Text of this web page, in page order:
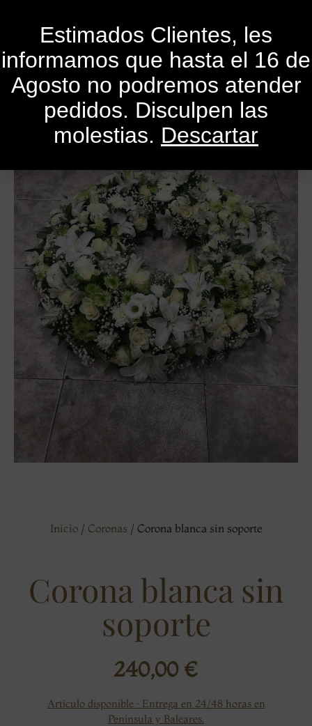
Estimados Clientes, les
informamos que hasta el 16 de
Agosto no podremos atender
pedidos. Disculpen las
molestias. Descartar
Inicio/ Coronas / Corona blanca sin soporte
Corona blanca sin
soporte
240,00 €
Artículo disponible · Entrega en 24/48 horas en
Península y Baleares.